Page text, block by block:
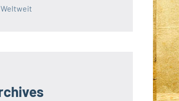
Weltweit